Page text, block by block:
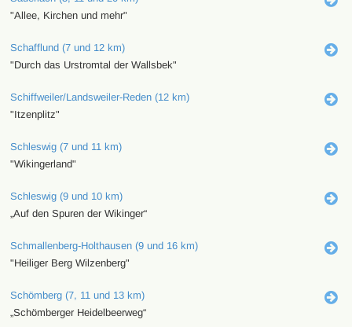
"Allee, Kirchen und mehr"
Schafflund (7 und 12 km)
"Durch das Urstromtal der Wallsbek"
Schiffweiler/Landsweiler-Reden (12 km)
"Itzenplitz"
Schleswig (7 und 11 km)
"Wikingerland"
Schleswig (9 und 10 km)
„Auf den Spuren der Wikinger“
Schmallenberg-Holthausen (9 und 16 km)
"Heiliger Berg Wilzenberg"
Schömberg (7, 11 und 13 km)
„Schömberger Heidelbeerweg“